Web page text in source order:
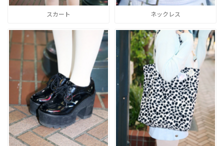
スカート ネックレス